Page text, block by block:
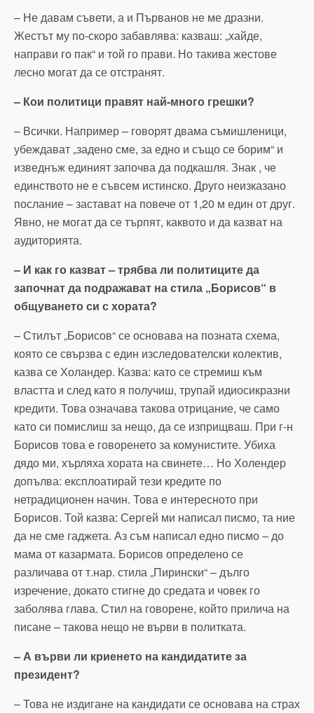
– Не давам съвети, а и Първанов не ме дразни.
Жестът му по-скоро забавлява: казваш: „хайде,
направи го пак“ и той го прави. Но такива жестове
лесно могат да се отстранят.
– Кои политици правят най-много грешки?
– Всички. Например – говорят двама съмишленици,
убеждават „задено сме, за едно и също се борим“ и
изведнъж единият започва да подкашля. Знак , че
единството не е съвсем истинско. Друго неизказано
послание – застават на повече от 1,20 м един от друг.
Явно, не могат да се търпят, каквото и да казват на
аудиторията.
– И как го казват – трябва ли политиците да
започнат да подражават на стила „Борисов“ в
общуването си с хората?
– Стилът „Борисов“ се основава на позната схема,
която се свързва с един изследователски колектив,
казва се Холандер. Казва: като се стремиш към
властта и след като я получиш, трупай идиосикразни
кредити. Това означава такова отрицание, че само
като си помислиш за нещо, да се изприщваш. При г-н
Борисов това е говоренето за комунистите. Убиха
дядо ми, хърляха хората на свинете… Но Холендер
допълва: експлоатирай тези кредите по
нетрадиционен начин. Това е интересното при
Борисов. Той казва: Сергей ми написал писмо, та ние
да не сме гаджета. Аз съм написал едно писмо – до
мама от казармата. Борисов определено се
различава от т.нар. стила „Пирински“ – дълго
изречение, докато стигне до средата и човек го
заболява глава. Стил на говорене, който прилича на
писане – такова нещо не върви в политката.
– А върви ли криенето на кандидатите за
президент?
– Това не издигане на кандидати се основава на страх